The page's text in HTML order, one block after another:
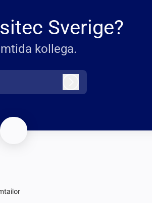
Sverige?
kollega.